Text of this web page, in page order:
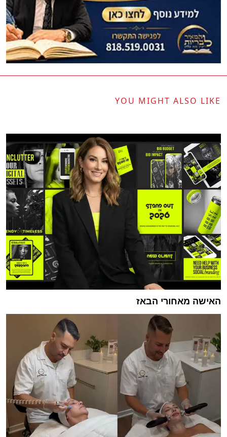
YOU MIGHT ALSO LIKE
האישה מאחורי הבאז